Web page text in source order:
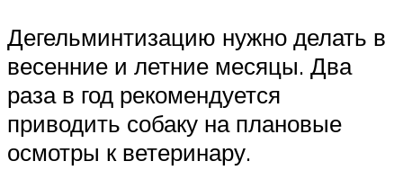
Дегельминтизацию нужно делать в
весенние и летние месяцы. Два
раза в год рекомендуется
приводить собаку на плановые
осмотры к ветеринару.